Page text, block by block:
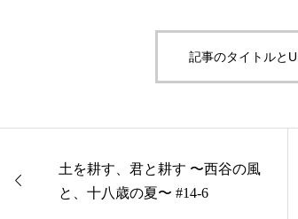
記事のタイトルと

土を耕す、君と耕す 〜西谷の風
と、十八歳の夏〜 #14-6